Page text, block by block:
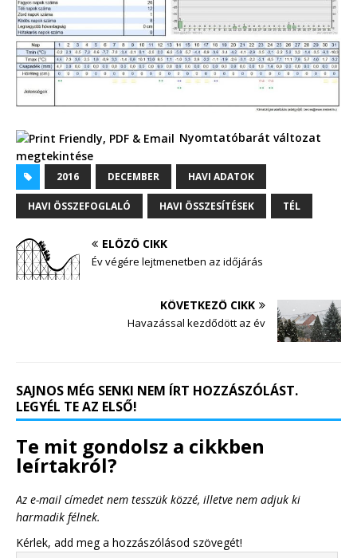
Nyomtatóbarát változat
megtekintése
2016 DECEMBER HAVI ADATOK
HAVI ÖSSZEFOGLALÓ HAVI ÖSSZESÍTÉSEK TÉL
ELŐZŐ CIKK
Év végére lejtmenetben az időjárás
KÖVETKEZŐ CIKK
Havazással kezdődött az év
SAJNOS MÉG SENKI NEM ÍRT HOZZÁSZÓLÁST.
LEGYÉL TE AZ ELSŐ!
Te mit gondolsz a cikkben
leírtakról?
Az e-mail címedet nem tesszük közzé, illetve nem adjuk ki
harmadik félnek.
Kérlek, add meg a hozzászólásod szövegét!